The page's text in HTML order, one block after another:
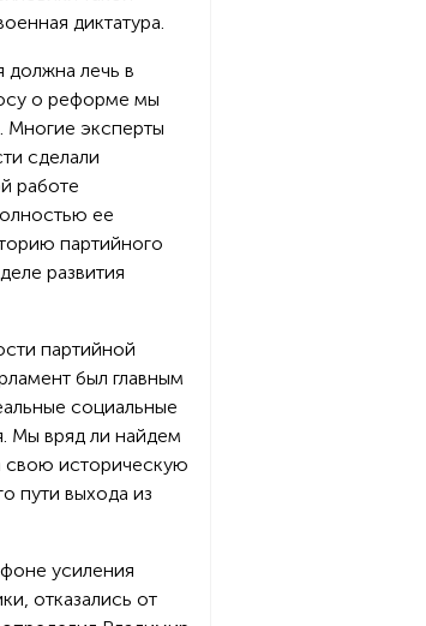
диктатура.
должна лечь в
о реформе мы
Многие эксперты
сделали
работе
ее
партийного
развития
партийной
был главным
социальные
Мы вряд ли найдем
свою историческую
пути выхода из
усиления
отказались от